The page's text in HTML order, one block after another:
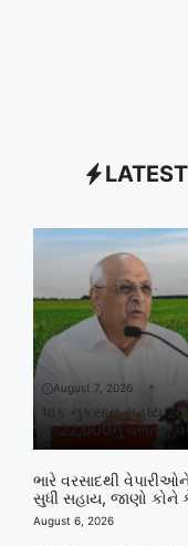
August 7, 2026
પાક નુકસાન સહાય
રૂ.22,000નું વળતર,
ભારે વરસાદથી
સુધી સહાય, જાણો કોને
August 6, 2026